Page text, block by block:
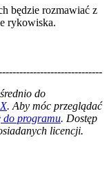
będzie rozmawiać z
rykowiska.
do
. Aby móc przeglądać
do programu. Dostęp
licencji.